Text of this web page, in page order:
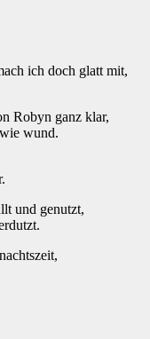
ich doch glatt mit,
Robyn ganz klar,
wund.
und genutzt,